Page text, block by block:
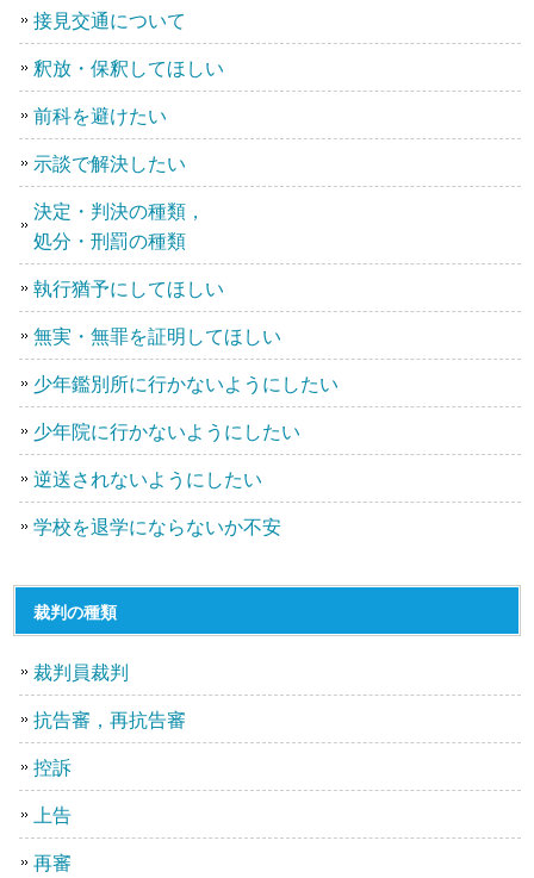
接見交通について
釈放・保釈してほしい
前科を避けたい
示談で解決したい
決定・判決の種類，
処分・刑罰の種類
執行猶予にしてほしい
無実・無罪を証明してほしい
少年鑑別所に行かないようにしたい
少年院に行かないようにしたい
逆送されないようにしたい
学校を退学にならないか不安
裁判の種類
裁判員裁判
抗告審，再抗告審
控訴
上告
再審